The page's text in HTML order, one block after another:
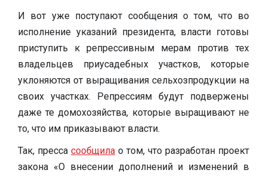
И вот уже поступают сообщения о том, что во
исполнение указаний президента, власти готовы
приступить к репрессивным мерам против тех
владельцев приусадебных участков, которые
уклоняются от выращивания сельхозпродукции на
своих участках. Репрессиям будут подвержены
даже те домохозяйства, которые выращивают не
то, что им приказывают власти.
Так, пресса сообщила о том, что разработан проект
закона «О внесении дополнений и изменений в